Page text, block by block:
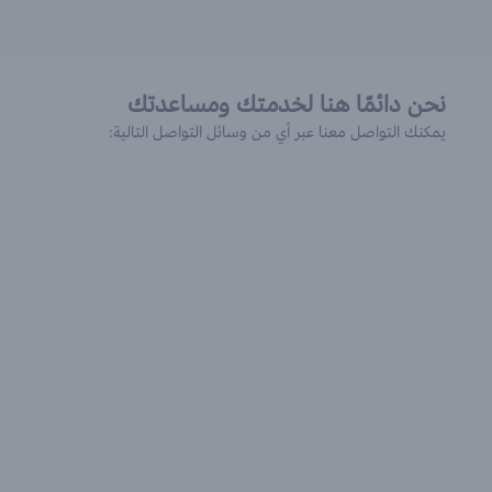
نحن دائمًا هنا لخدمتك ومساعدتك
يمكنك التواصل معنا عبر أي من وسائل التواصل التالية: